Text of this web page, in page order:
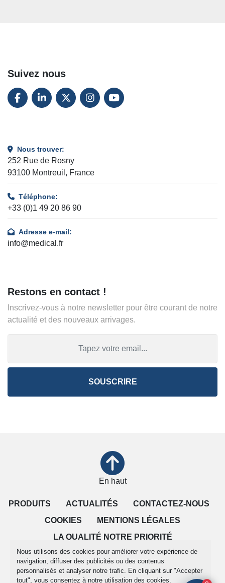
Nous utilisons des cookies pour améliorer votre expérience de
navigation, diffuser des publicités ou des contenus
personnalisés et analyser notre trafic. En cliquant sur "Accepter
tout", vous consentez à notre utilisation des cookies.
Suivez nous
FACEBOOK
LINKEDINTWITTERINSTAGRAM
YOUTUBE
Nous trouver:
252 Rue de Rosny
93100 Montreuil, France
Téléphone:
+33 (0)1 49 20 86 90
Adresse e-mail:
info@medical.fr
Restons en contact !
Inscrivez-vous à notre newsletter pour être courant de notre
actualité et des nouveaux arrivages.
SOUSCRIRE
PRODUITS ACTUALITÉS
CONTACTEZ-NOUS
COOKIES
MENTIONS LÉGALES
LA QUALITÉ NOTRE PRIORITÉ
CONDITIONS DE VENTE
En haut